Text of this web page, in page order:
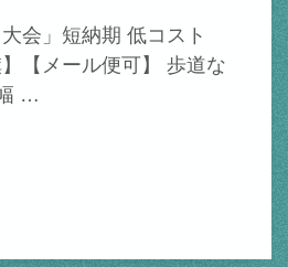
会」短納期 低コスト
】【メール便可】 歩道な
…